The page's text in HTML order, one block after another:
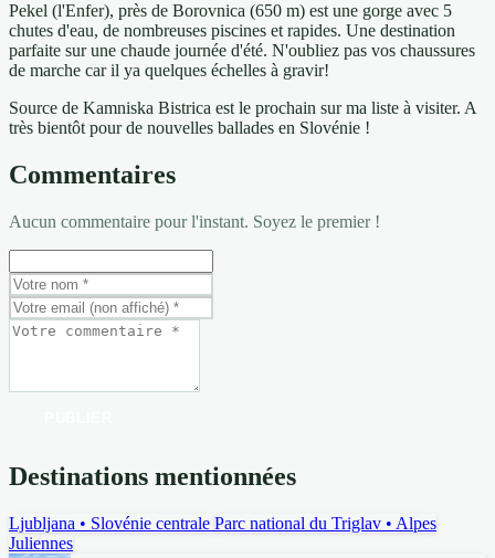
Pekel (l'Enfer), près de Borovnica (650 m) est une gorge avec 5
chutes d'eau, de nombreuses piscines et rapides. Une destination
parfaite sur une chaude journée d'été. N'oubliez pas vos chaussures
de marche car il ya quelques échelles à gravir!
Source de Kamniska Bistrica est le prochain sur ma liste à visiter. A
très bientôt pour de nouvelles ballades en Slovénie !
Commentaires
Aucun commentaire pour l'instant. Soyez le premier !
Destinations mentionnées
Ljubljana • Slovénie centrale Parc national du Triglav • Alpes
Juliennes